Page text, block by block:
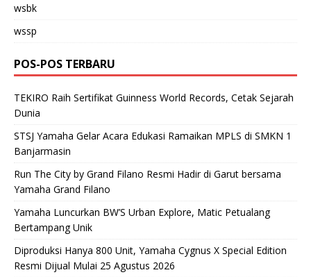
wsbk
wssp
POS-POS TERBARU
TEKIRO Raih Sertifikat Guinness World Records, Cetak Sejarah
Dunia
STSJ Yamaha Gelar Acara Edukasi Ramaikan MPLS di SMKN 1
Banjarmasin
Run The City by Grand Filano Resmi Hadir di Garut bersama
Yamaha Grand Filano
Yamaha Luncurkan BW’S Urban Explore, Matic Petualang
Bertampang Unik
Diproduksi Hanya 800 Unit, Yamaha Cygnus X Special Edition
Resmi Dijual Mulai 25 Agustus 2026